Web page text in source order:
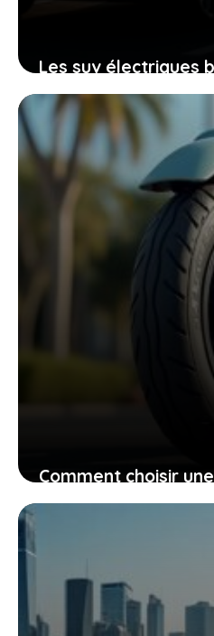
Les suv électriques
passionnent déjà
d’acheteurs avant
24 mai 2026
Comment choisir
atoocycles qui allie